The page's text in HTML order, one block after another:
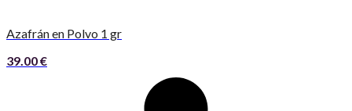
Azafrán en Polvo 1 gr
39.00€